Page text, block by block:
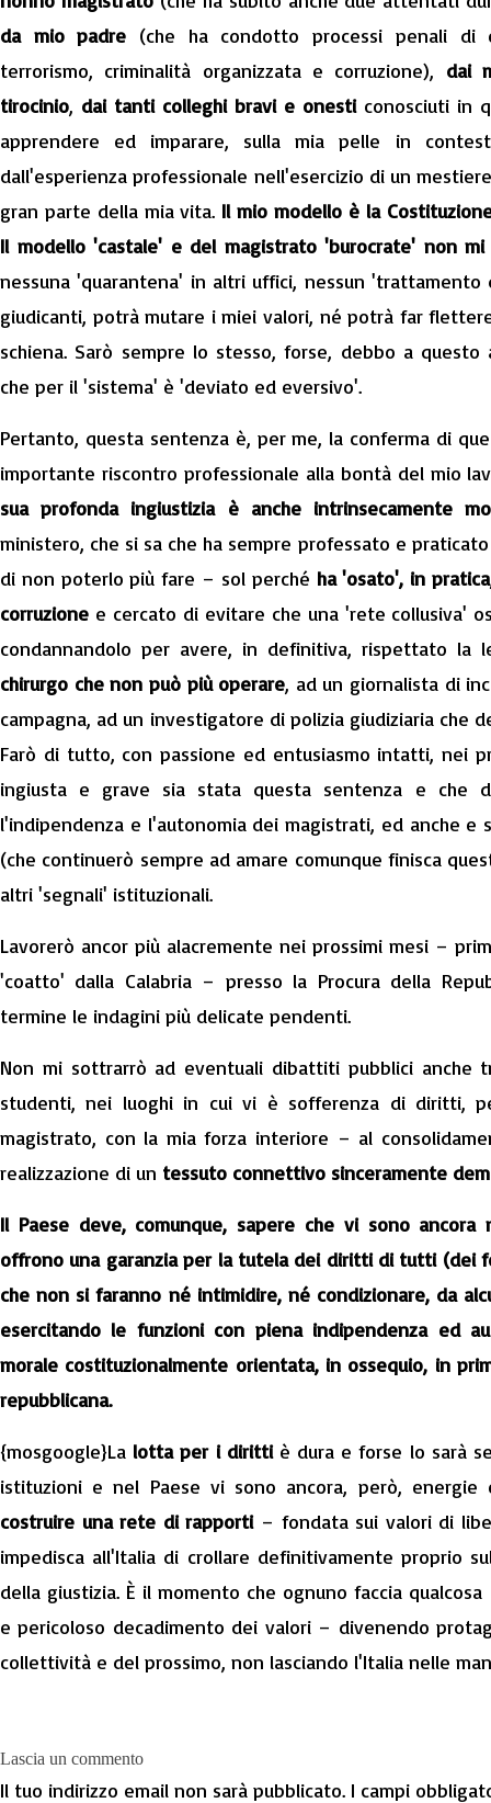
da mio padre (che ha condotto processi penali di
terrorismo, criminalità organizzata e corruzione), dai
tirocinio, dai tanti colleghi bravi e onesticonosciuti in
apprendere ed imparare, sulla mia pelle in
dall'esperienza professionale nell'esercizio di un
gran parte della mia vita. Il mio modello è la
Il modello 'castale' e del magistrato 'burocrate' non
nessuna 'quarantena' in altri uffici, nessun
giudicanti, potrà mutare i miei valori, né potrà far
schiena. Sarò sempre lo stesso, forse, debbo a
che per il 'sistema' è 'deviato ed eversivo'.
Pertanto, questa sentenza è, per me, la conferma di
importante riscontro professionale alla bontà del mio
sua profonda ingiustizia è anche intrinsecamente
ministero, che si sa che ha sempre professato e
di non poterlo più fare – sol perché ha 'osato', in
corruzione e cercato di evitare che una 'rete collusiva'
condannandolo per avere, in definitiva, rispettato
chirurgo che non può più operare, ad un giornalista di
campagna, ad un investigatore di polizia giudiziaria che
Farò di tutto, con passione ed entusiasmo intatti, nei
ingiusta e grave sia stata questa sentenza e che
l'indipendenza e l'autonomia dei magistrati, ed anche
(che continuerò sempre ad amare comunque finisca
altri 'segnali' istituzionali.
Lavorerò ancor più alacremente nei prossimi mesi –
'coatto' dalla Calabria – presso la Procura della
termine le indagini più delicate pendenti.
Non mi sottrarrò ad eventuali dibattiti pubblici
studenti, nei luoghi in cui vi è sofferenza di diritti,
magistrato, con la mia forza interiore – al
realizzazione di un tessuto connettivo sinceramente
Il Paese deve, comunque, sapere che vi sono
offrono una garanzia per la tutela dei diritti di tutti (dei
che non si faranno né intimidire, né condizionare, da
esercitando le funzioni con piena indipendenza ed
morale costituzionalmente orientata, in ossequio, in
repubblicana.
{mosgoogle}La lotta per i dirittiè dura e forse lo sarà
istituzioni e nel Paese vi sono ancora, però,
costruire una rete di rapporti– fondata sui valori di
impedisca all'Italia di crollare definitivamente proprio
della giustizia. È il momento che ognuno faccia
e pericoloso decadimento dei valori – divenendo
collettività e del prossimo, non lasciando l'Italia nelle
Lascia un commento
Il tuo indirizzo email non sarà pubblicato. I campi